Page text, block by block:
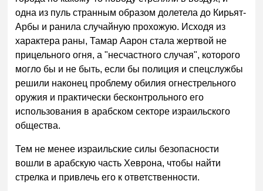
одна из пуль странным образом долетела до Кирьят-
Арбы и ранила случайную прохожую. Исходя из
характера раны, Тамар Аарон стала жертвой не
прицельного огня, а "несчастного случая", которого
могло бы и не быть, если бы полиция и спецслужбы
решили наконец проблему обилия огнестрельного
оружия и практически бесконтрольного его
использования в арабском секторе израильского
общества.
Тем не менее израильские силы безопасности
вошли в арабскую часть Хеврона, чтобы найти
стрелка и привлечь его к ответственности.